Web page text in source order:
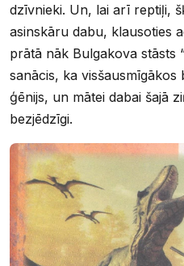
dzīvnieki. Un, lai arī reptiļi,
asinskāru dabu, klausoties
prātā nāk Bulgakova stāsts
sanācis, ka
ģēnijs, un mātei dabai šajā
bezjēdzīgi.